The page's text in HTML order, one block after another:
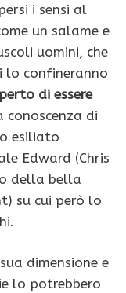
i sensi al
un salame e
uomini, che
lo confineranno
di essere
conoscenza di
esiliato
Edward (Chris
della bella
su cui però lo
dimensione e
lo potrebbero